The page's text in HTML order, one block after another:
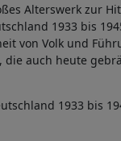
Alterswerk zur
1933 bis
von Volk und
auch heute
1933 bis